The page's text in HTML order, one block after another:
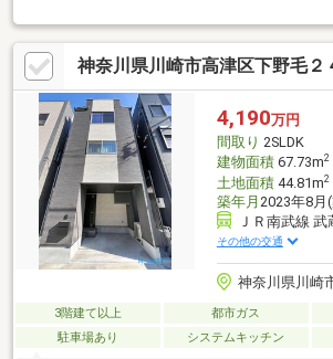
せを第一に、少しでもお力になれるよう住宅
宅以外の資金面、諸費用に関するお悩みなど
きたいと思っております。年中無休で営業し
でもお気軽にご相談下さいませ。
神奈川県川崎市高津区下野毛２
4,190万円
間取り 2SLDK
建物面積67.73m2
土地面積44.81m2
築年月 2023年8月
ＪＲ南武線
その他の交通
神奈川県川崎
3階建て以上 都市ガス
駐車場あり
システムキッチン